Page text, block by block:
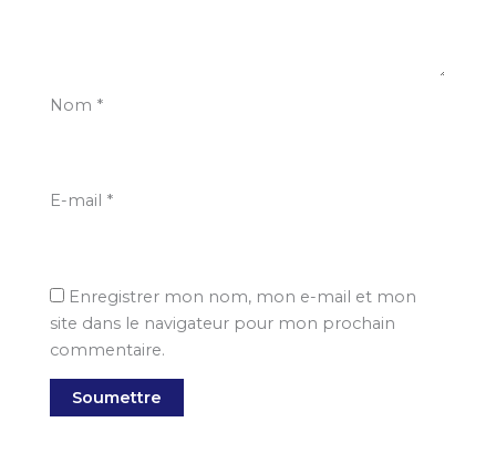
Nom *
E-mail *
Enregistrer mon nom, mon e-mail et mon
site dans le navigateur pour mon prochain
commentaire.